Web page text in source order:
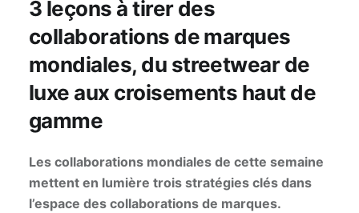
3 leçons à tirer des
collaborations de marques
mondiales, du streetwear de
luxe aux croisements haut de
gamme
Les collaborations mondiales de cette semaine
mettent en lumière trois stratégies clés dans
l’espace des collaborations de marques.